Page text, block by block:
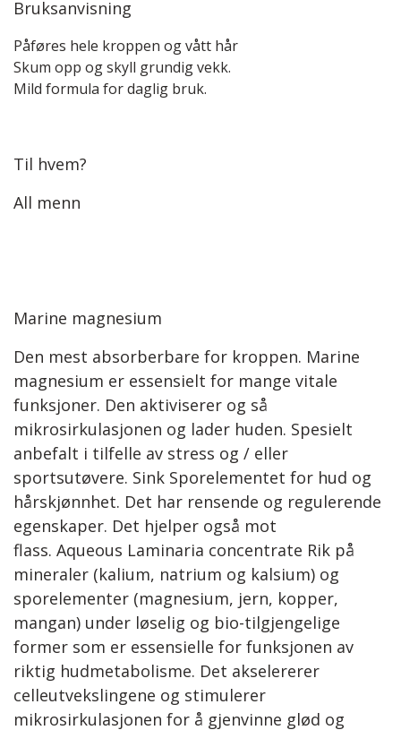
Bruksanvisning
Påføres hele kroppen og vått hår
Skum opp og skyll grundig vekk.
Mild formula for daglig bruk.
Til hvem?
All menn
Marine magnesium
Den mest absorberbare for kroppen. Marine
magnesium er essensielt for mange vitale
funksjoner. Den aktiviserer og så
mikrosirkulasjonen og lader huden. Spesielt
anbefalt i tilfelle av stress og / eller
sportsutøvere. Sink Sporelementet for hud og
hårskjønnhet. Det har rensende og regulerende
egenskaper. Det hjelper også mot
flass. Aqueous Laminaria concentrate Rik på
mineraler (kalium, natrium og kalsium) og
sporelementer (magnesium, jern, kopper,
mangan) under løselig og bio-tilgjengelige
former som er essensielle for funksjonen av
riktig hudmetabolisme. Det akselererer
celleutvekslingene og stimulerer
mikrosirkulasjonen for å gjenvinne glød og